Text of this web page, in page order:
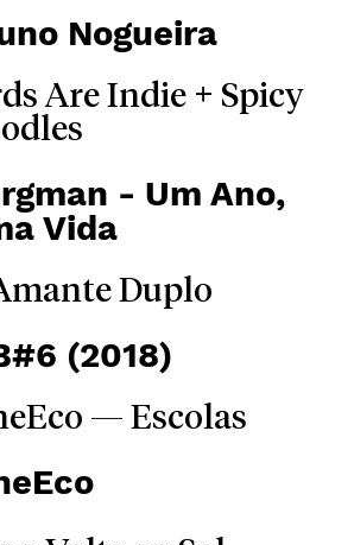
Nogueira
Are Indie + Spicy
- Um Ano,
Vida
Duplo
(2018)
— Escolas